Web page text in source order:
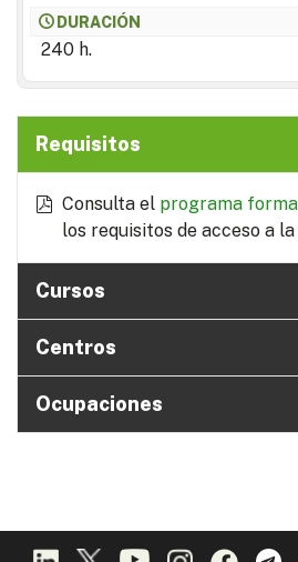
DURACIÓN
240 h.
Requisitos
Consulta el programa
los requisitos de acceso a
Cursos
Centros
Ocupaciones